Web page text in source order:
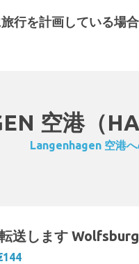
行を計画している場合
空港（
Langenhagen 空港
送します Wolfsburg